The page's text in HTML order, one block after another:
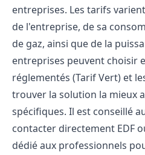
entreprises. Les tarifs
de l'entreprise, de sa
de gaz, ainsi que de la
entreprises peuvent choisir
réglementés (Tarif Vert) et
trouver la solution la mieux
spécifiques. Il est conseillé
contacter directement EDF
dédié aux professionnels